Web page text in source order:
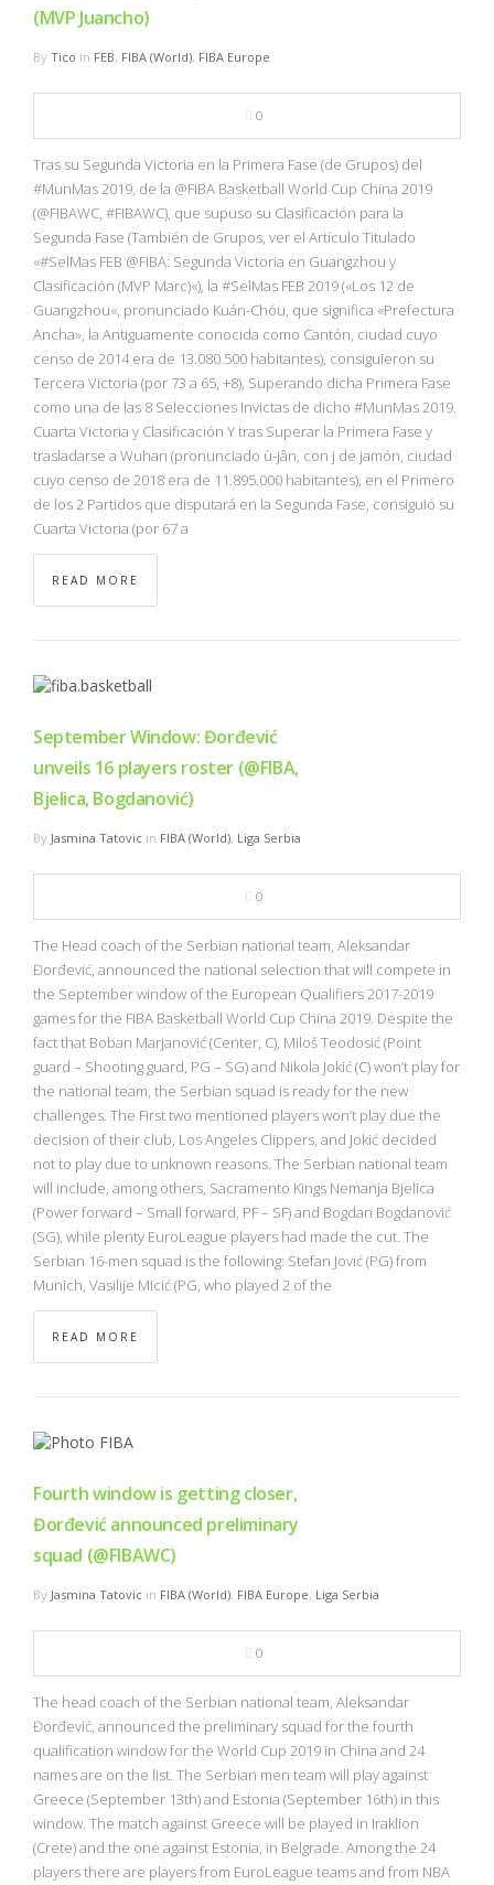
(MVP Juancho)
By Tico in FEB, FIBA (World), FIBA Europe
0
Tras su Segunda Victoria en la Primera Fase (de Grupos) del
#MunMas 2019, de la @FIBA Basketball World Cup China 2019
(@FIBAWC, #FIBAWC), que supuso su Clasificación para la
Segunda Fase (También de Grupos, ver el Artículo Titulado
«#SelMas FEB @FIBA: Segunda Victoria en Guangzhou y
Clasificación (MVP Marc)«), la #SelMas FEB 2019 («Los 12 de
Guangzhou«, pronunciado Kuán-Chóu, que significa «Prefectura
Ancha», la Antiguamente conocida como Cantón, ciudad cuyo
censo de 2014 era de 13.080.500 habitantes), consiguieron su
Tercera Victoria (por 73 a 65, +8), Superando dicha Primera Fase
como una de las 8 Selecciones Invictas de dicho #MunMas 2019.
Cuarta Victoria y Clasificación Y tras Superar la Primera Fase y
trasladarse a Wuhan (pronunciado ù-jân, con j de jamón, ciudad
cuyo censo de 2018 era de 11.895.000 habitantes), en el Primero
de los 2 Partidos que disputará en la Segunda Fase, consiguió su
Cuarta Victoria (por 67 a
READ MORE
September Window: Đorđević
unveils 16 players roster (@FIBA,
Bjelica, Bogdanović)
By Jasmina Tatovic in FIBA (World), Liga Serbia
0
The Head coach of the Serbian national team, Aleksandar
Đorđević, announced the national selection that will compete in
the September window of the European Qualifiers 2017-2019
games for the FIBA Basketball World Cup China 2019. Despite the
fact that Boban Marjanović (Center, C), Miloš Teodosić (Point
guard – Shooting guard, PG – SG) and Nikola Jokić (C) won’t play for
the national team, the Serbian squad is ready for the new
challenges. The First two mentioned players won’t play due the
decision of their club, Los Angeles Clippers, and Jokić decided
not to play due to unknown reasons. The Serbian national team
will include, among others, Sacramento Kings Nemanja Bjelica
(Power forward – Small forward, PF – SF) and Bogdan Bogdanović
(SG), while plenty EuroLeague players had made the cut. The
Serbian 16-men squad is the following: Stefan Jović (PG) from
Munich, Vasilije Micić (PG, who played 2 of the
READ MORE
Fourth window is getting closer,
Đorđević announced preliminary
squad (@FIBAWC)
By Jasmina Tatovic in FIBA (World), FIBA Europe, Liga Serbia
0
The head coach of the Serbian national team, Aleksandar
Đorđević, announced the preliminary squad for the fourth
qualification window for the World Cup 2019 in China and 24
names are on the list. The Serbian men team will play against
Greece (September 13th) and Estonia (September 16th) in this
window. The match against Greece will be played in Iraklion
(Crete) and the one against Estonia, in Belgrade. Among the 24
players there are players from EuroLeague teams and from NBA